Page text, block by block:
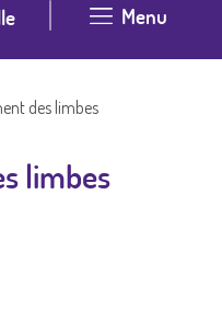
Menu
des limbes
limbes